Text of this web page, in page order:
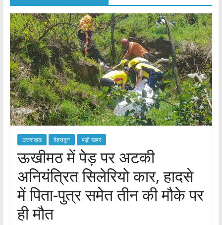
उत्तराखंड देहरादून बड़ी खबर
ऊखीमठ में पेड़ पर अटकी
अनियंत्रित सिलेरियो कार, हादसे
में पिता-पुत्र समेत तीन की मौके पर
ही मौत